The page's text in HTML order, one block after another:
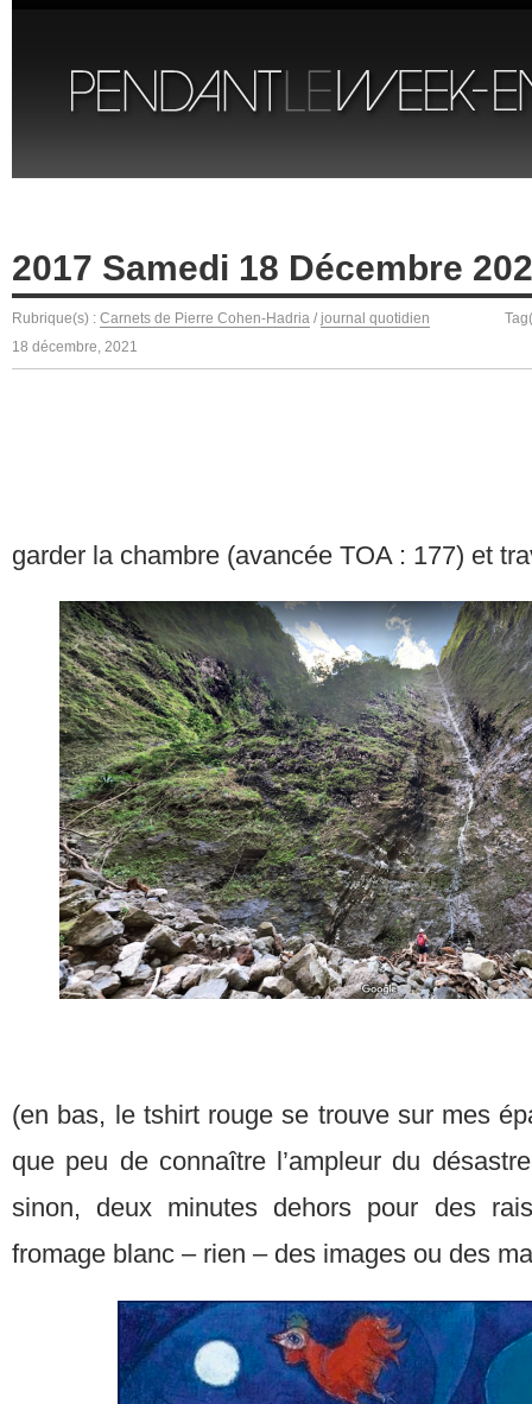
2017 Samedi 18 Décembre
Rubrique(s) : Carnets de Pierre Cohen-Hadria / journal quotidien
18 décembre, 2021
garder la chambre (avancée TOA : 177) et
(en bas, le tshirt rouge se trouve sur mes
que peu de connaître l’ampleur du
sinon, deux minutes dehors pour des
fromage blanc – rien – des images ou des